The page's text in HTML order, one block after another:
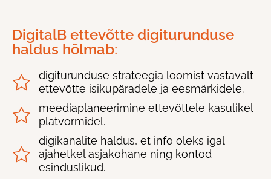
DigitalB ettevõtte digiturunduse
haldus hõlmab:
digiturunduse strateegia loomist vastavalt
ettevõtte isikupäradele ja eesmärkidele.
meediaplaneerimine ettevõttele kasulikel
platvormidel.
digikanalite haldus, et info oleks igal
ajahetkel asjakohane ning kontod
esinduslikud.